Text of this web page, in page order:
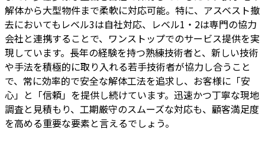
解体から大型物件まで柔軟に対応可能。特に、アスベスト撤
去においてもレベル3は自社対応、レベル1・2は専門の協力
会社と連携することで、ワンストップでのサービス提供を実
現しています。長年の経験を持つ熟練技術者と、新しい技術
や手法を積極的に取り入れる若手技術者が協力し合うこと
で、常に効率的で安全な解体工法を追求し、お客様に「安
心」と「信頼」を提供し続けています。迅速かつ丁寧な現地
調査と見積もり、工期厳守のスムーズな対応も、顧客満足度
を高める重要な要素と言えるでしょう。